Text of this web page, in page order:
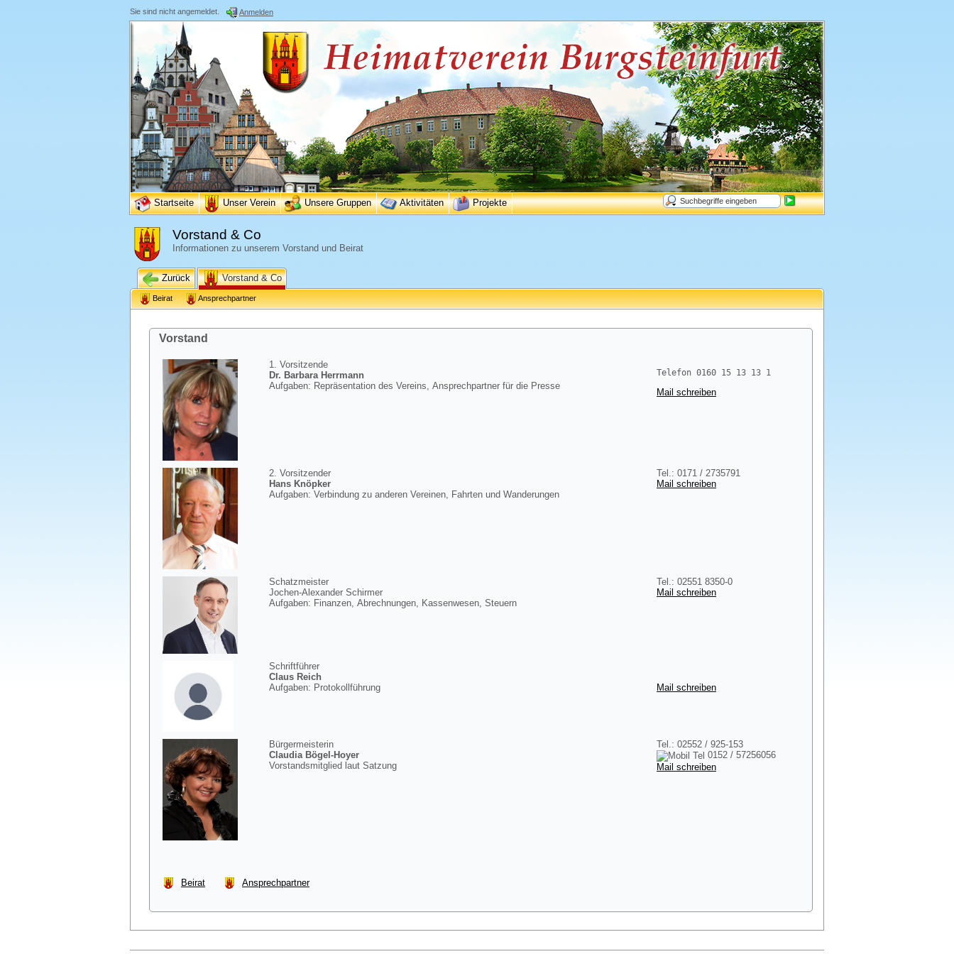
Sie sind nicht angemeldet. Anmelden
Startseite Unser Verein Unsere Gruppen Aktivitäten Projekte
Vorstand & Co
Informationen zu unserem Vorstand und Beirat
Zurück Vorstand & Co
Beirat Ansprechpartner
Vorstand
1. Vorsitzende
Dr. Barbara Herrmann
Aufgaben: Repräsentation des Vereins, Ansprechpartner für die Presse
Mail schreiben
2. Vorsitzender
Hans Knöpker
Aufgaben: Verbindung zu anderen Vereinen, Fahrten und Wanderungen
Tel.: 0171 / 2735791
Mail schreiben
Schatzmeister
Jochen-Alexander Schirmer
Aufgaben: Finanzen, Abrechnungen, Kassenwesen, Steuern
Tel.: 02551 8350-0
Mail schreiben
Schriftführer
Claus Reich
Aufgaben: Protokollführung
Mail schreiben
Bürgermeisterin
Claudia Bögel-Hoyer
Vorstandsmitglied laut Satzung
Tel.: 02552 / 925-153
0152 / 57256056
Mail schreiben
Beirat Ansprechpartner